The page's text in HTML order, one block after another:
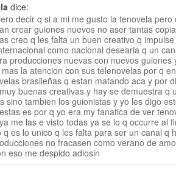
dice:
decir q si a mi me gusto la tenovela
crear guiones nuevos no aser tantas
creo q les falta un buen creativo q
como nacional desearia q un
producciones nuevas con nuevos
la atencion con sus telenovelas por q
brasileñas q estan matando aca y por
buenas creativas y hay se demuestra q
sino tambien los guionistas y yo les digo
es por q yo era my fanatica de ver
me las e visto todas ya se lo q occurre al
q es lo unico q les falta para ser un canal q
no fracasen como verano de
eso me despido adiosin